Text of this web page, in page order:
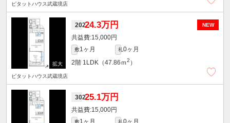
ピタットハウス武蔵境店
NEW
20224.3万円
15,000円
敷1ヶ月 礼0ヶ月
2階 1LDK（47.86ｍ2 ）
ピタットハウス武蔵境店
30225.1万円
15,000円
敷 礼